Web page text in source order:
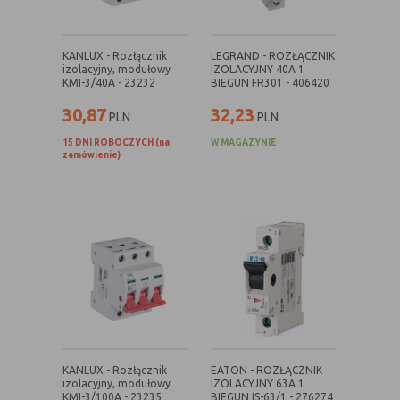
Cookies
tymczasowe
cookies)
cookie umieszczone na czas korzystania z
przeglądarki (sesji), zostaje wykasowane
Cookies
nie jest kasowane po zamknięciu
przeglądarki i pozostaje w urządzeniu
C. Ze względu na pochodzenie – administratora
serwisu, który zarządza cookies:
Opis
Cookie
własne
cookie umieszczone bezpośrednio przez
właściciela witryny jaka została
KANLUX - Rozłącznik
izolacyjny, modułowy
KMI-3/40A - 23232
30,87PLN
15 DNI ROBOCZYCH (na
zamówienie)
LEGRAND - ROZŁĄCZNIK
IZOLACYJNY 40A 1
BIEGUN FR301 - 406420
32,23 PLN
W MAGAZYNIE
KANLUX - Rozłącznik
izolacyjny, modułowy
KMI-3/100A - 23235
EATON - ROZŁĄCZNIK
IZOLACYJNY 63A 1
BIEGUN IS-63/1 - 276274